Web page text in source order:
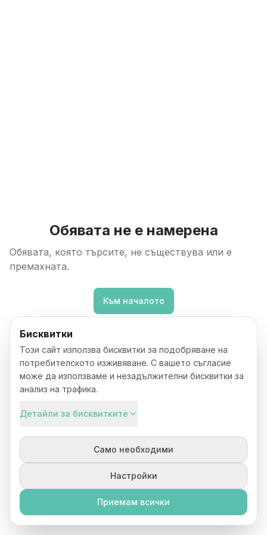
Обявата не е намерена
Обявата, която търсите, не съществува или е
премахната.
Към началото
Бисквитки
Този сайт използва бисквитки за подобряване на
потребителското изживяване. С вашето съгласие
може да използваме и незадължителни бисквитки за
анализ на трафика.
Детайли за бисквитките
Само необходими
Настройки
Приемам всички